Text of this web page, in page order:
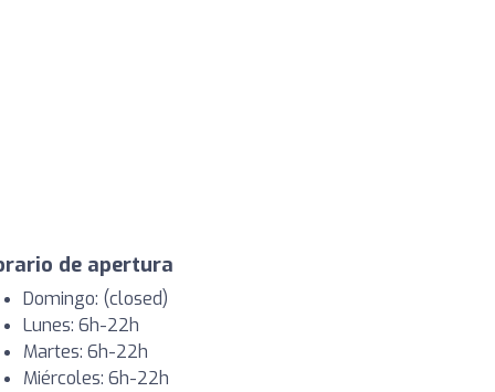
de apertura
Domingo: (closed)
Lunes: 6h-22h
Martes: 6h-22h
Miércoles: 6h-22h